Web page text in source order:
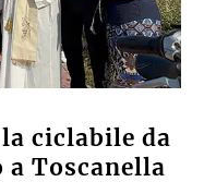
ciclabile da
a Toscanella